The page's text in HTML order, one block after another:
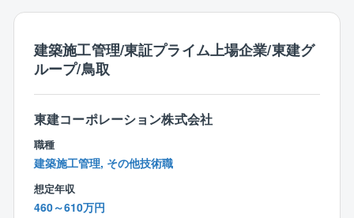
ェクトに携わることができます。自分の仕事が、人々
実感できるでしょう。
2.幅広い専門性を活かせる
鉄道土木、建築、電気、機械、環境、情報システムな
ど、多様な専門職種があります。自分のスキルや経験
を活かせる仕事を見つけられるだけでなく、新しい知
識や技術を学ぶ機会も豊富です。
3.チームワークを重視した風土
個人の能力や経験を尊重し、チームで協力しながら目
建築施工管理/東証プライム上場企業/東建グ
ループ/鳥取
東建コーポレーション株式会社
職種
建築施工管理, その他技術職
想定年収
460～610万円